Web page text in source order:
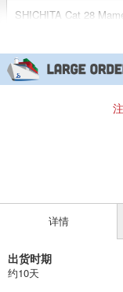
SHICHITA Cat 28
批发价: 仅限会员
SHICHITA Cat 28
芝田奈子28 马梅巴奇，
详情
出货时期
约10天